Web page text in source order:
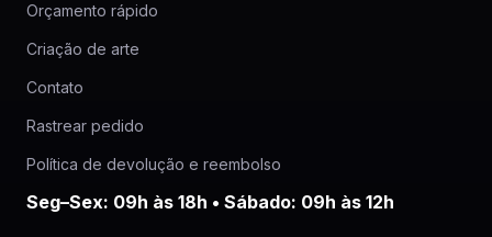
Orçamento rápido
Criação de arte
Contato
Rastrear pedido
Política de devolução e reembolso
Seg–Sex: 09h às 18h • Sábado: 09h às 12h